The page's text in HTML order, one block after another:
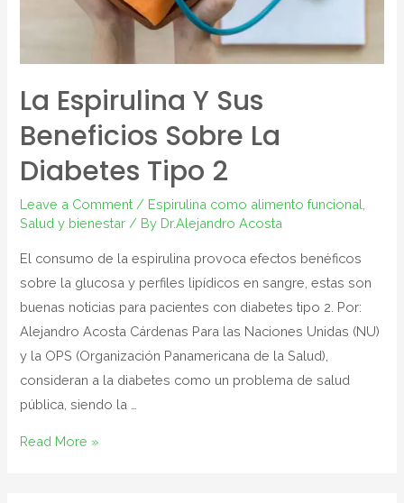
La Espirulina Y Sus
Beneficios Sobre La
Diabetes Tipo 2
Leave a Comment / Espirulina como alimento funcional
Salud y bienestar / By Dr.Alejandro Acosta
El consumo de la espirulina provoca efectos benéficos
sobre la glucosa y perfiles lipídicos en sangre, estas son
buenas noticias para pacientes con diabetes tipo 2. Por:
Alejandro Acosta Cárdenas Para las Naciones Unidas (NU)
y la OPS (Organización Panamericana de la Salud),
consideran a la diabetes como un problema de salud
pública, siendo la …
Read More »